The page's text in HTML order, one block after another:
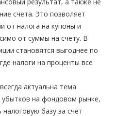
счета. Это позволяет
от налога на купоны и
от суммы на счету. В
становятся выгоднее по
налоги на проценты все
актуальна тема
на фондовом рынке,
базу за счет